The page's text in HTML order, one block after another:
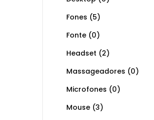
Fones (5)
Fonte (0)
Headset (2)
Massageadores (0)
Microfones (0)
Mouse (3)